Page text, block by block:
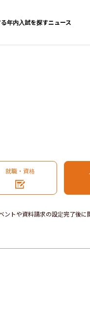
年内入試を探すニュース
就職・資格
トや資料請求の設定完了後に